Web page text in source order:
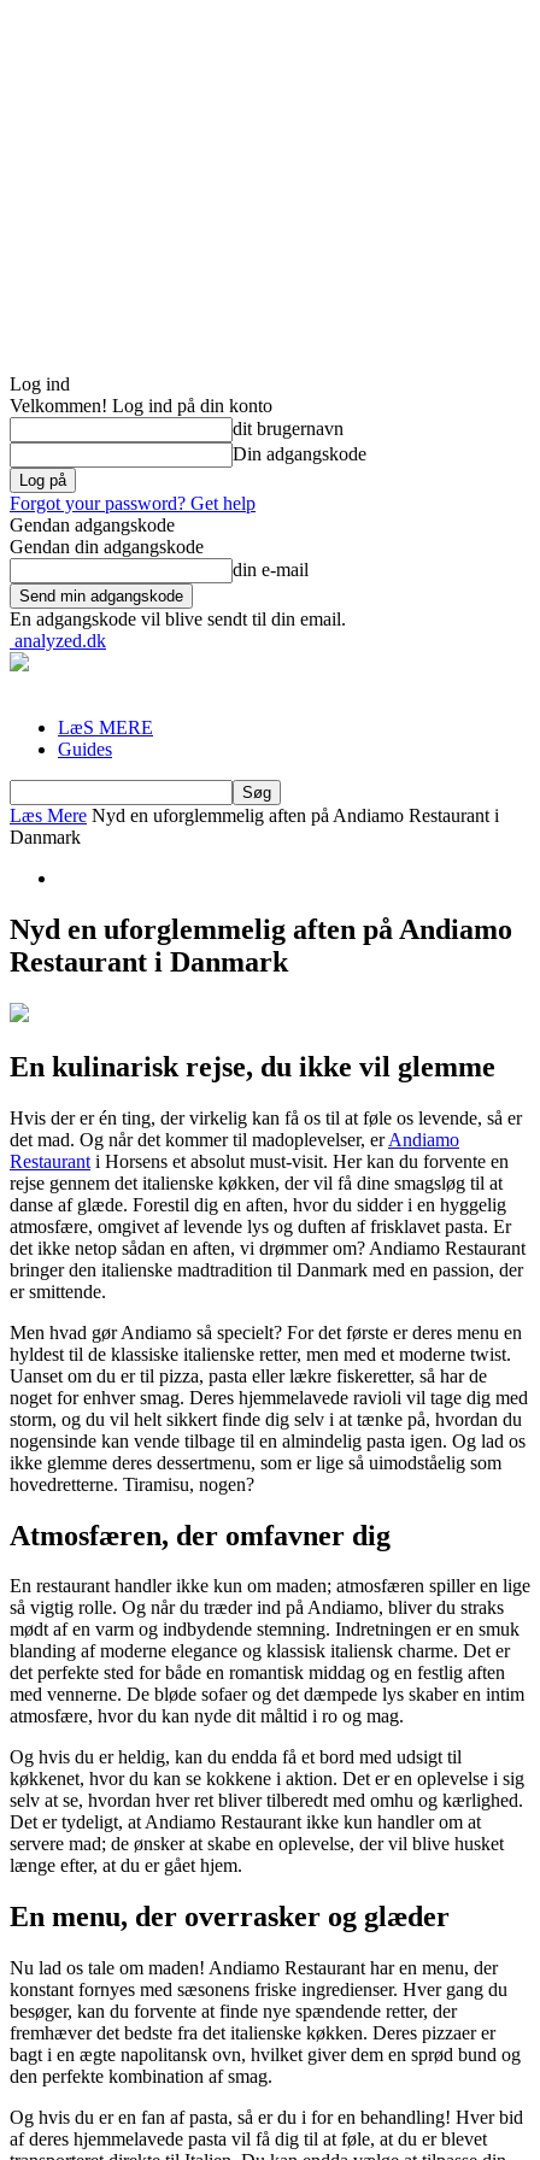
Log ind
Velkommen! Log ind på din konto
dit brugernavn
Din adgangskode
Forgot your password? Get help
Gendan adgangskode
Gendan din adgangskode
din e-mail
En adgangskode vil blive sendt til din email.
analyzed.dk
LæS MERE
Guides
Læs Mere Nyd en uforglemmelig aften på Andiamo Restaurant i
Danmark
Nyd en uforglemmelig aften på Andiamo
Restaurant i Danmark
En kulinarisk rejse, du ikke vil glemme
Hvis der er én ting, der virkelig kan få os til at føle os levende, så er
det mad. Og når det kommer til madoplevelser, erAndiamo
Restaurant i Horsens et absolut must-visit. Her kan du forvente en
rejse gennem det italienske køkken, der vil få dine smagsløg til at
danse af glæde. Forestil dig en aften, hvor du sidder i en hyggelig
atmosfære, omgivet af levende lys og duften af frisklavet pasta. Er
det ikke netop sådan en aften, vi drømmer om? Andiamo Restaurant
bringer den italienske madtradition til Danmark med en passion, der
er smittende.
Men hvad gør Andiamo så specielt? For det første er deres menu en
hyldest til de klassiske italienske retter, men med et moderne twist.
Uanset om du er til pizza, pasta eller lækre fiskeretter, så har de
noget for enhver smag. Deres hjemmelavede ravioli vil tage dig med
storm, og du vil helt sikkert finde dig selv i at tænke på, hvordan du
nogensinde kan vende tilbage til en almindelig pasta igen. Og lad os
ikke glemme deres dessertmenu, som er lige så uimodståelig som
hovedretterne. Tiramisu, nogen?
Atmosfæren, der omfavner dig
En restaurant handler ikke kun om maden; atmosfæren spiller en lige
så vigtig rolle. Og når du træder ind på Andiamo, bliver du straks
mødt af en varm og indbydende stemning. Indretningen er en smuk
blanding af moderne elegance og klassisk italiensk charme. Det er
det perfekte sted for både en romantisk middag og en festlig aften
med vennerne. De bløde sofaer og det dæmpede lys skaber en intim
atmosfære, hvor du kan nyde dit måltid i ro og mag.
Og hvis du er heldig, kan du endda få et bord med udsigt til
køkkenet, hvor du kan se kokkene i aktion. Det er en oplevelse i sig
selv at se, hvordan hver ret bliver tilberedt med omhu og kærlighed.
Det er tydeligt, at Andiamo Restaurant ikke kun handler om at
servere mad; de ønsker at skabe en oplevelse, der vil blive husket
længe efter, at du er gået hjem.
En menu, der overrasker og glæder
Nu lad os tale om maden! Andiamo Restaurant har en menu, der
konstant fornyes med sæsonens friske ingredienser. Hver gang du
besøger, kan du forvente at finde nye spændende retter, der
fremhæver det bedste fra det italienske køkken. Deres pizzaer er
bagt i en ægte napolitansk ovn, hvilket giver dem en sprød bund og
den perfekte kombination af smag.
Og hvis du er en fan af pasta, så er du i for en behandling! Hver bid
af deres hjemmelavede pasta vil få dig til at føle, at du er blevet